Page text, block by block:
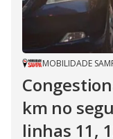
MOBILIDADE
km no
linhas 11,